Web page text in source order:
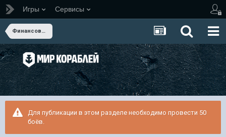
Игры Сервисы
Финансовые вопросы
Для публикации в этом разделе необходимо провести 50
боёв.